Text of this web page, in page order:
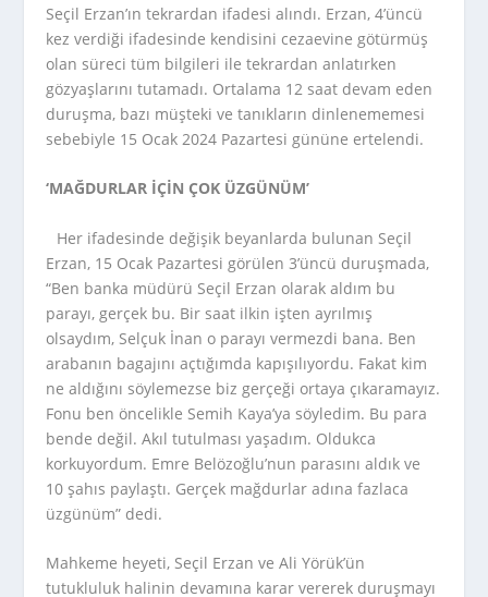
Seçil Erzan’ın tekrardan ifadesi alındı. Erzan, 4’üncü
kez verdiği ifadesinde kendisini cezaevine götürmüş
olan süreci tüm bilgileri ile tekrardan anlatırken
gözyaşlarını tutamadı. Ortalama 12 saat devam eden
duruşma, bazı müşteki ve tanıkların dinlenememesi
sebebiyle 15 Ocak 2024 Pazartesi gününe ertelendi.
‘MAĞDURLAR İÇİN ÇOK ÜZGÜNÜM’
Her ifadesinde değişik beyanlarda bulunan Seçil
Erzan, 15 Ocak Pazartesi görülen 3’üncü duruşmada,
“Ben banka müdürü Seçil Erzan olarak aldım bu
parayı, gerçek bu. Bir saat ilkin işten ayrılmış
olsaydım, Selçuk İnan o parayı vermezdi bana. Ben
arabanın bagajını açtığımda kapışılıyordu. Fakat kim
ne aldığını söylemezse biz gerçeği ortaya çıkaramayız.
Fonu ben öncelikle Semih Kaya’ya söyledim. Bu para
bende değil. Akıl tutulması yaşadım. Oldukca
korkuyordum. Emre Belözoğlu’nun parasını aldık ve
10 şahıs paylaştı. Gerçek mağdurlar adına fazlaca
üzgünüm” dedi.
Mahkeme heyeti, Seçil Erzan ve Ali Yörük’ün
tutukluluk halinin devamına karar vererek duruşmayı